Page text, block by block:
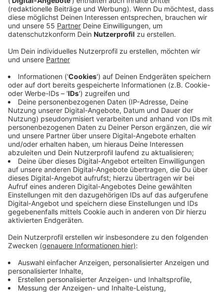
Der Bizeps von Schauspieler Miles Teller sei schuld,
dass der Song so erfolgreich ist, hat OneRepublic-
die Szene aus dem Film in der der Schauspieler mit
Tik Tok geteilt. Wir glauben ja eher, dass es daran liegt,
dass "I Ain’t Worried" eine sehr eingängige Popnummer
ist.
Anzeige
Wir benötigen Ihre
Zustimmung, um den YouTube
Video-Service zu laden!
Wir verwenden einen Service eines
Drittanbieters, um Videoinhalte
einzubetten. Dieser Service kann
Daten zu Ihren Aktivitäten
sammeln. Bitte lesen Sie die
Details durch und stimmen Sie der
Nutzung des Service zu, um dieses